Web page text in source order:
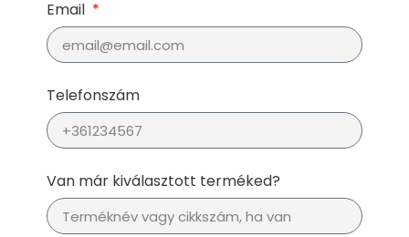
Email
Telefonszám
Van már kiválasztott terméked?